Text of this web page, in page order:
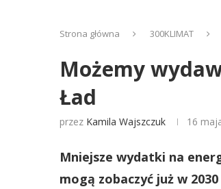
Strona główna 300KLIMAT
Możemy
Ład
przez Kamila Wajszczuk 16
Mniejsze wydatki na
mogą zobaczyć już w